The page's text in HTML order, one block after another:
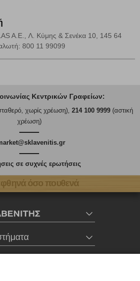
A.E., Λ. Κύμης & Σενέκα 10, 145 64
800 11 99099
Κεντρικών Γραφείων:
χωρίς χρέωση), 214 100 9999(αστική
χρέωση)
σε συχνές ερωτήσεις
όσο πουθενά